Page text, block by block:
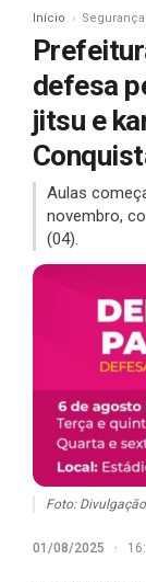
Início Segurança
defesa
jitsu e
Aulas
novembro,
(04).
Foto:
01/08/2025 ·